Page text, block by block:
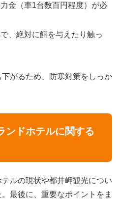
金（車1台数百円程度）が必
、絶対に餌を与えたり触っ
がるため、防寒対策をしっか
ンドホテルに関する
ルの現状や都井岬観光につい
最後に、重要なポイントをま